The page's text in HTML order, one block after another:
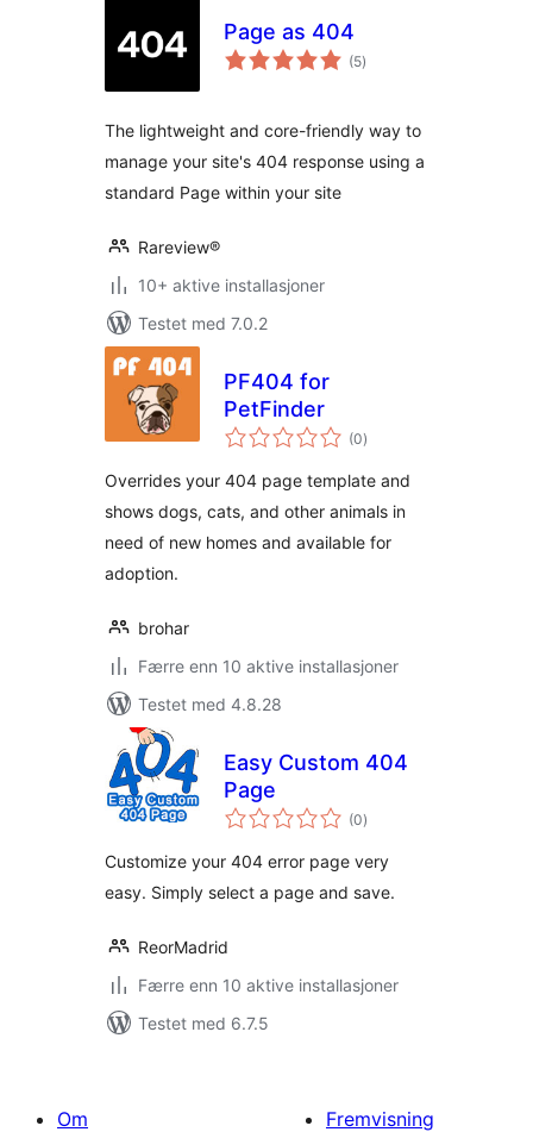
Page as 404
(5totale
vurderinger
)
The lightweight and core-friendly way to
manage your site's 404 response using a
standard Page within your site
Rareview®
10+ aktive installasjoner
Testet med 7.0.2
PF404 for
PetFinder
(0totale
vurderinger
)
Overrides your 404 page template and
shows dogs, cats, and other animals in
need of new homes and available for
adoption.
brohar
Færre enn 10 aktive installasjoner
Testet med 4.8.28
Easy Custom 404
Page
(0totale
vurderinger
)
Customize your 404 error page very
easy. Simply select a page and save.
ReorMadrid
Færre enn 10 aktive installasjoner
Testet med 6.7.5
Om
Fremvisning